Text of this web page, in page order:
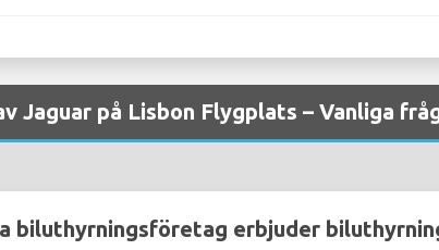
Jaguar på Lisbon Flygplats – Vanliga
biluthyrningsföretag erbjuder